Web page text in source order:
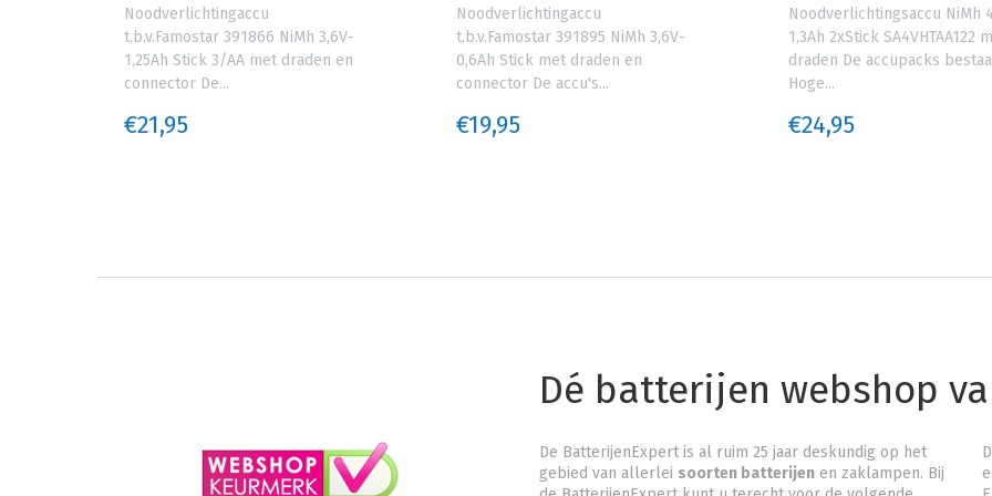
€21,95
Noodverlichtingaccu
t.b.v.Famostar 391866 NiMh 3,6V-
1,25Ah Stick 3/AA met draden en
connector De...
€19,95
Noodverlichtingaccu
t.b.v.Famostar 391895 NiMh 3,6V-
0,6Ah Stick met draden en
connector De accu's...
€24,95
Noodverlichtingsaccu NiMh
1,3Ah 2xStick SA4VHTAA122
draden De accupacks
Hoge...
Dé batterijen webshop
De BatterijenExpert is al ruim 25 jaar deskundig op het
gebied van allerlei soorten batterijenen zaklampen. Bij